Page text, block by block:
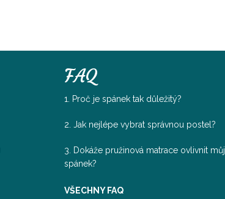
FAQ
1. Proč je spánek tak důležitý?
2. Jak nejlépe vybrat správnou postel?
3. Dokáže pružinová matrace ovlivnit můj
spánek?
VŠECHNY FAQ